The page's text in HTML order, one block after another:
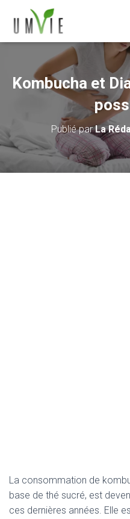
Kombucha et
Publié parLa
La consommation de
base de thé sucré, est
ces dernières années. Elle